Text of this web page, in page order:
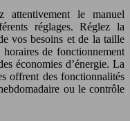
attentivement le manuel
réglages. Réglez la
vos besoins et de la taille
de fonctionnement
économies d’énergie. La
offrent des fonctionnalités
ou le contrôle